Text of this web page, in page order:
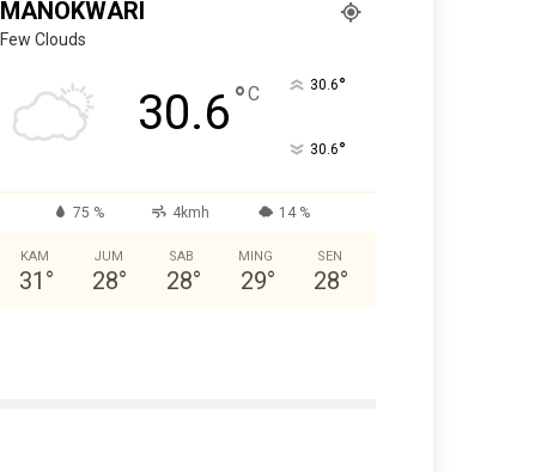
MANOKWARI
Few Clouds
30.6°C 30.6°
30.6°
75 % 4kmh 14 %
KAM
31 °
JUM
28°
SAB
28°
MING
29°
SEN
28°